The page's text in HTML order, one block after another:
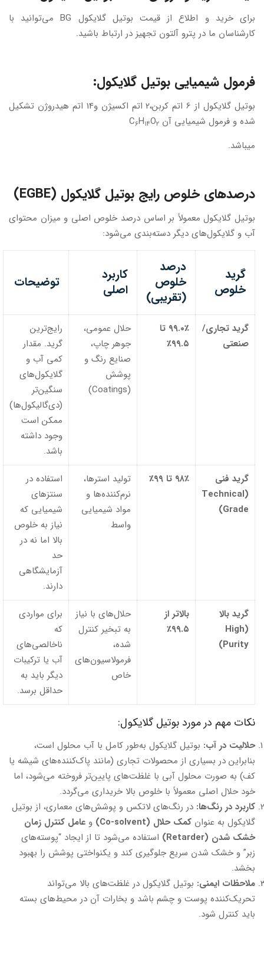
برای خرید و اطلاع از قیمت بوتیل گلایکول BG می‌توانید با
کارشناسان ما در پترو آلتون تجهیز در ارتباط باشید.
فرمول شیمیایی بوتیل گلایکول:
بوتیل گلایکول از 6 اتم کربن،2 اتم اکسیژن و14 اتم هیدروژن تشکیل
شده و فرمول شیمیایی آن C
۶H۱۴O۲
میباشد.
درصدهای خلوص رایج بوتیل گلایکول (EGBE)
بوتیل گلایکول معمولاً بر اساس درصد خلوص اصلی و میزان محتوای
آب و گلایکول‌های دیگر دسته‌بندی می‌شود:
گرید
خلوص
درصد
خلوص
(تقریبی)
کاربرد
اصلی
توضیحات
گرید تجاری/
صنعتی
۹۹.۰٪ تا
۹۹.۵٪
حلال عمومی،
جوهر چاپ،
صنایع رنگ و
پوشش
(Coatings)
رایج‌ترین
گرید. مقدار
کمی آب و
گلایکول‌های
سنگین‌تر
(دی‌گالیکول‌ها)
ممکن است
وجود داشته
باشد.
گرید فنی
(Technical
Grade)
۹۸٪ تا ۹۹٪
تولید استرها،
نرم‌کننده‌ها و
مواد شیمیایی
واسط
استفاده در
سنتزهای
شیمیایی که
نیاز به خلوص
بالا اما نه در
حد
آزمایشگاهی
دارند.
گرید بالا
(High
Purity)
بالاتر از
۹۹.۵٪
حلال‌های با نیاز
به تبخیر کنترل
شده،
فرمولاسیون‌های
خاص
برای مواردی
که
ناخالصی‌های
آب یا ترکیبات
دیگر باید به
حداقل برسد.
نکات مهم در مورد بوتیل گلایکول:
حلالیت در آب: بوتیل گلایکول به‌طور کامل با آب محلول است،
بنابراین در بسیاری از محصولات تجاری (مانند پاک‌کننده‌های شیشه یا
کف) به صورت محلول آبی با غلظت‌های پایین‌تر فروخته می‌شود، اما
خود حلال اصلی معمولاً با خلوص بالا خریداری می‌گردد.
کاربرد در رنگ‌ها: در رنگ‌های لاتکس و پوشش‌های معماری، از بوتیل
گلایکول به عنوان کمک حلال (Co-solvent) و عامل کنترل زمان
خشک شدن (Retarder)
استفاده می‌شود تا از ایجاد “پوسته‌های
زبر” و خشک شدن سریع جلوگیری کند و یکنواختی پوشش را بهبود
بخشد.
ملاحظات ایمنی: بوتیل گلایکول در غلظت‌های بالا می‌تواند
تحریک‌کننده پوست و چشم باشد و بخارات آن در محیط‌های بسته
باید کنترل شود.